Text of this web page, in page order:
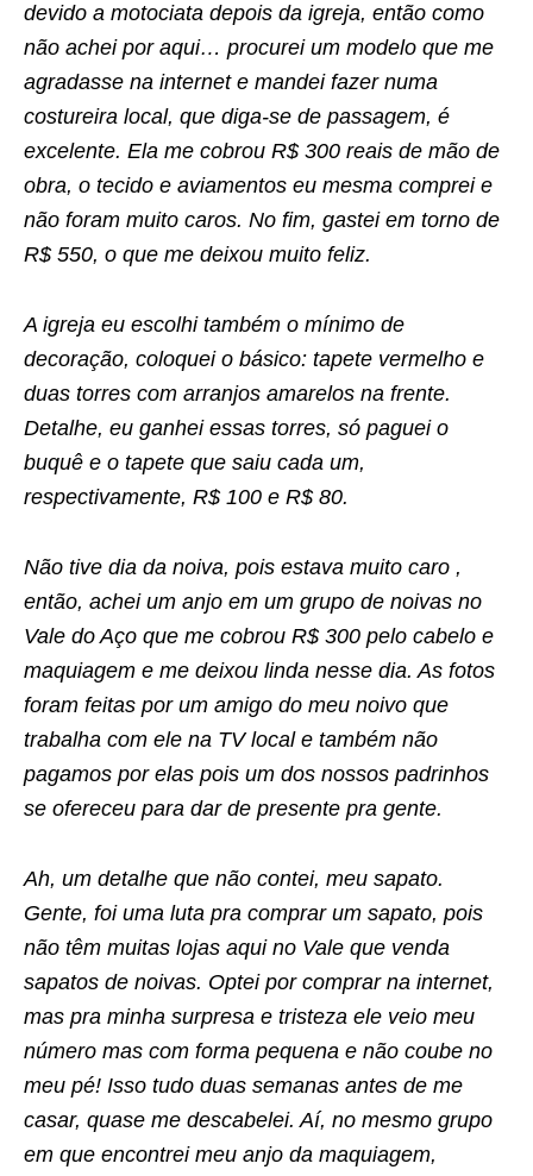
devido a motociata depois da igreja, então como
não achei por aqui… procurei um modelo que me
agradasse na internet e mandei fazer numa
costureira local, que diga-se de passagem, é
excelente. Ela me cobrou R$ 300 reais de mão de
obra, o tecido e aviamentos eu mesma comprei e
não foram muito caros. No fim, gastei em torno de
R$ 550, o que me deixou muito feliz.
A igreja eu escolhi também o mínimo de
decoração, coloquei o básico: tapete vermelho e
duas torres com arranjos amarelos na frente.
Detalhe, eu ganhei essas torres, só paguei o
buquê e o tapete que saiu cada um,
respectivamente, R$ 100 e R$ 80.
Não tive dia da noiva, pois estava muito caro ,
então, achei um anjo em um grupo de noivas no
Vale do Aço que me cobrou R$ 300 pelo cabelo e
maquiagem e me deixou linda nesse dia. As fotos
foram feitas por um amigo do meu noivo que
trabalha com ele na TV local e também não
pagamos por elas pois um dos nossos padrinhos
se ofereceu para dar de presente pra gente.
Ah, um detalhe que não contei, meu sapato.
Gente, foi uma luta pra comprar um sapato, pois
não têm muitas lojas aqui no Vale que venda
sapatos de noivas. Optei por comprar na internet,
mas pra minha surpresa e tristeza ele veio meu
número mas com forma pequena e não coube no
meu pé! Isso tudo duas semanas antes de me
casar, quase me descabelei. Aí, no mesmo grupo
em que encontrei meu anjo da maquiagem,